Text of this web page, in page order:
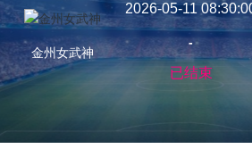
金州女武神
2026-05-11
-
已结束